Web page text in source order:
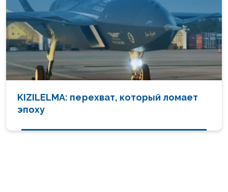
KIZILELMA: перехват, который ломает
эпоху